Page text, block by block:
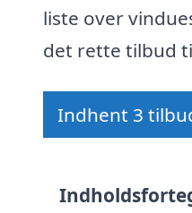
liste over
det rette tilbud
Indhent 3